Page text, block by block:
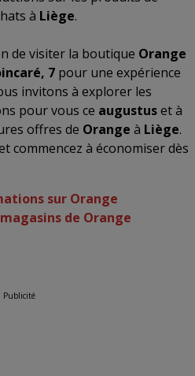
à Liège.
de visiter la boutique Orange
7 pour une expérience
invitons à explorer les
pour vous ce augustuset à
offres de Orange à Liège.
commencez à économiser dès
sur Orange
de Orange
Publicité